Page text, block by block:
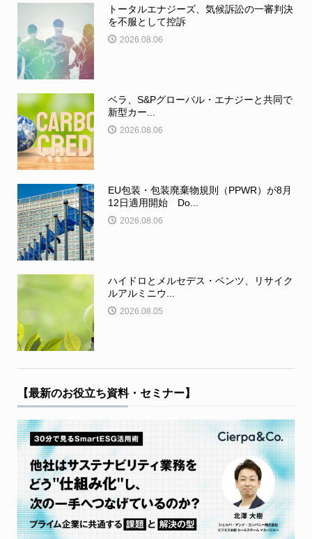
トータルエナジーズ、気候訴訟の一審判決
を不服として控訴
2026.08.06
ベラ、S&Pグローバル・エナジーと共同で
新型カー...
2026.08.06
EU包装・包装廃棄物規則（PPWR）が8月
12日適用開始 Do...
2026.08.06
ハイドロとメルセデス・ベンツ、リサイク
ルアルミニウ...
2026.08.05
【最新のお役立ち資料・セミナー】